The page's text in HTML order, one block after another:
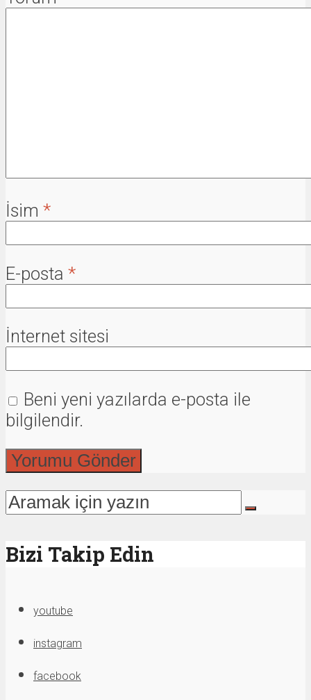
İsim *
E-posta *
İnternet sitesi
Beni yeni yazılarda e-posta ile
bilgilendir.
Bizi Takip Edin
youtube
instagram
facebook